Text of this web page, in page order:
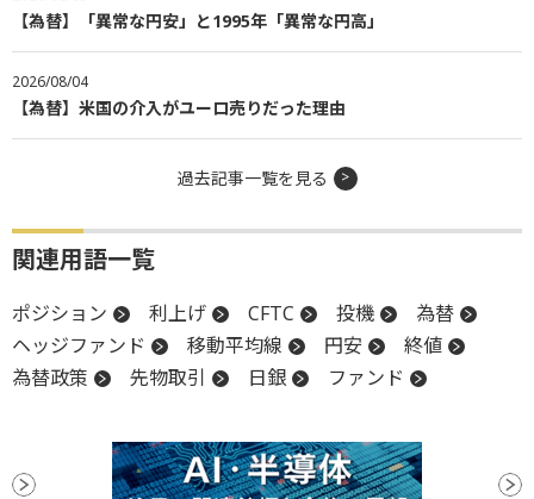
【為替】「異常な円安」と1995年「異常な円高」
2026/08/04
【為替】米国の介入がユーロ売りだった理由
過去記事一覧を見る
関連用語一覧
ポジション 利上げ CFTC 投機
為替
ヘッジファンド
移動平均線 円安
終値
為替政策
先物取引 日銀 ファンド